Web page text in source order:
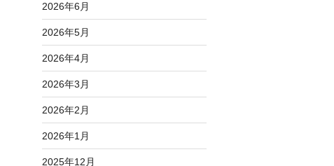
2026年6月
2026年5月
2026年4月
2026年3月
2026年2月
2026年1月
2025年12月